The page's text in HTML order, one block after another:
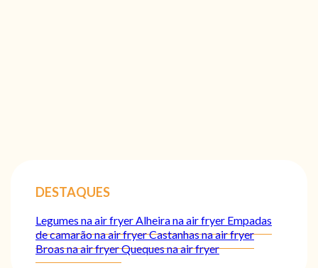
DESTAQUES
Legumes na air fryerAlheira na air fryer Empadas
de camarão na air fryerCastanhas na air fryer
Broas na air fryerQueques na air fryer